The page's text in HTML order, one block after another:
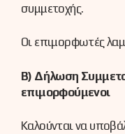
συμμετοχής.
Οι επιμορφωτές
Β) Δήλωση
επιμορφούμενοι
Καλούνται να